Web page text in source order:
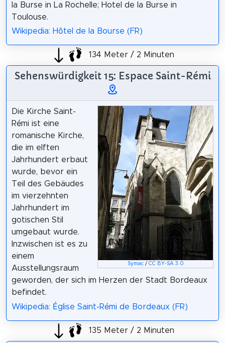
la Burse in La Rochelle; Hotel de la Burse in
Toulouse.
Wikipedia: Hôtel de la Bourse (FR)
134 Meter / 2 Minuten
Sehenswürdigkeit 15: Espace Saint-Rémi
Symac/ CC BY-SA 3.0
Die Kirche Saint-
Rémi ist eine
romanische Kirche,
die im elften
Jahrhundert erbaut
wurde, bevor ein
Teil des Gebäudes
im vierzehnten
Jahrhundert im
gotischen Stil
umgebaut wurde.
Inzwischen ist es zu
einem
Ausstellungsraum
geworden, der sich im Herzen der Stadt Bordeaux
befindet.
Wikipedia: Église Saint-Rémi de Bordeaux (FR)
135 Meter / 2 Minuten